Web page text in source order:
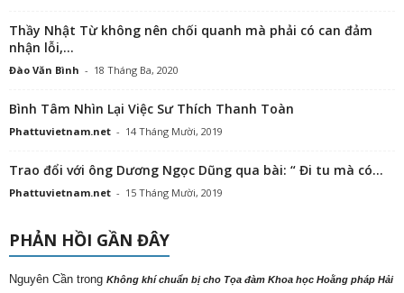
Thầy Nhật Từ không nên chối quanh mà phải có can đảm
nhận lỗi,...
Đào Văn Bình - 18 Tháng Ba, 2020
Bình Tâm Nhìn Lại Việc Sư Thích Thanh Toàn
Phattuvietnam.net - 14 Tháng Mười, 2019
Trao đổi với ông Dương Ngọc Dũng qua bài: “ Đi tu mà có...
Phattuvietnam.net - 15 Tháng Mười, 2019
PHẢN HỒI GẦN ĐÂY
Nguyên Cần trong Không khí chuẩn bị cho Tọa đàm Khoa học Hoằng pháp Hải